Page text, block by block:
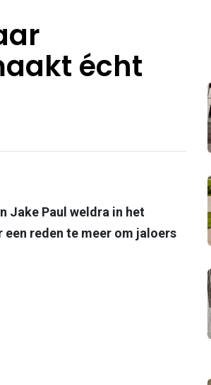
écht
Jake Paul weldra in het
een reden te meer om jaloers